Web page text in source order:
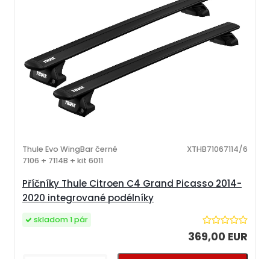
Příčníky Thule Citroen C4 Grand Picasso 2014-
2020 integrované podélníky
Thule Evo WingBar černé
7106 + 7114B + kit 6011
XTHB71067114/6
369,00 EUR
skladom 1 pár